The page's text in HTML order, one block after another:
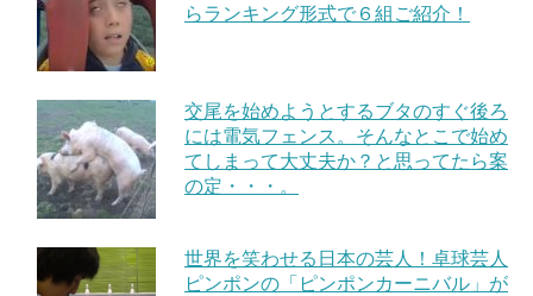
らランキング形式で６組ご紹介！
交尾を始めようとするブタのすぐ後ろ
には電気フェンス。そんなとこで始め
てしまって大丈夫か？と思ってたら案
の定・・・。
世界を笑わせる日本の芸人！卓球芸人
ピンポンの「ピンポンカーニバル」が